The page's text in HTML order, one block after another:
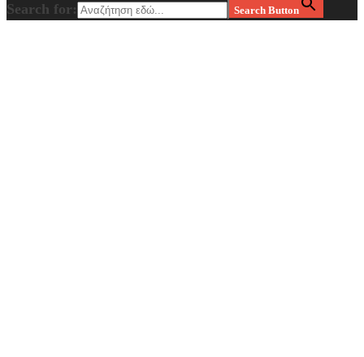
Search for: Search Button